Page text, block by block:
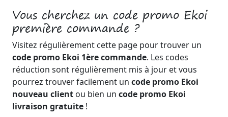
Vous cherchez un code promo Ekoi
première commande ?
Visitez régulièrement cette page pour trouver un
code promo Ekoi 1ère commande. Les codes
réduction sont régulièrement mis à jour et vous
pourrez trouver facilement un code promo Ekoi
nouveau client ou bien un code promo Ekoi
livraison gratuite !